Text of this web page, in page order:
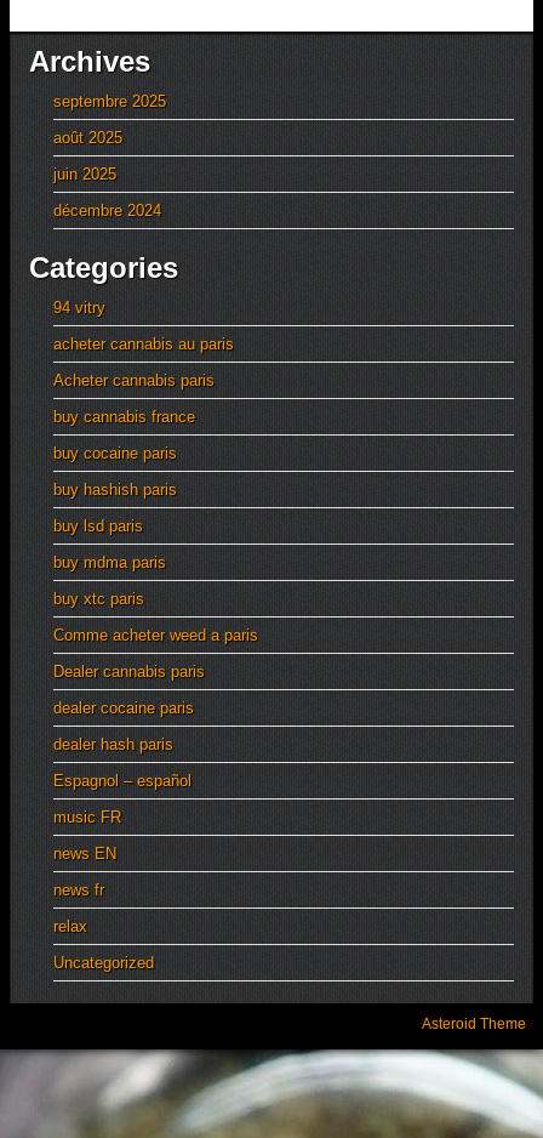
Archives
septembre 2025
août 2025
juin 2025
décembre 2024
Categories
94 vitry
acheter cannabis au paris
Acheter cannabis paris
buy cannabis france
buy cocaine paris
buy hashish paris
buy lsd paris
buy mdma paris
buy xtc paris
Comme acheter weed a paris
Dealer cannabis paris
dealer cocaine paris
dealer hash paris
Espagnol – español
music FR
news EN
news fr
relax
Uncategorized
Asteroid Theme